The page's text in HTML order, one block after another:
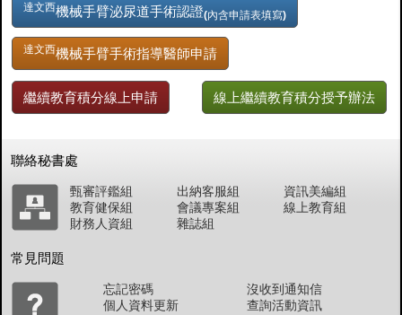
達文西機械手臂泌尿道手術認證(內含申請表填寫)
達文西機械手臂手術指導醫師申請
繼續教育積分線上申請 線上繼續教育積分授予辦法
聯絡秘書處
甄審評鑑組
教育健保組
財務人資組
出納客服組
會議專案組
雜誌組
資訊美編組
線上教育組
常見問題
忘記密碼
個人資料更新
沒收到通知信
查詢活動資訊